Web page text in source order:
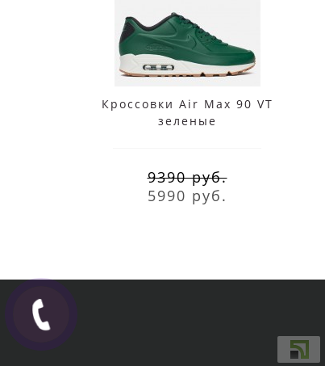
Кроссовки Air Max 90 VT
зеленые
9390 руб.
5990 руб.